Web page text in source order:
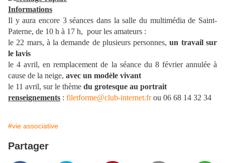
Informations
Il y aura encore 3 séances dans la salle du multimédia de Saint-
Paterne, de 10 h à 17 h, pour les amateurs :
le 22 mars, à la demande de plusieurs personnes,un travail sur
le lavis
le 4 avril, en remplacement de la séance du 8 février annulée à
cause de la neige, avec un modèle vivant
le 11 avril, sur le thème du grotesque au portrait
renseignements : filetforme@club-internet.fr ou 06 68 14 32 34
#vie associative
Partager